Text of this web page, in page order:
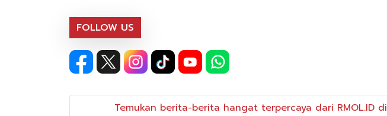
FOLLOW US
Temukan berita-berita hangat terpercaya dari RMOL.ID di